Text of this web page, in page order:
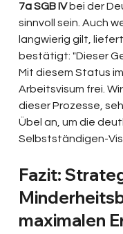
7a SGB IV bei der
sinnvoll sein. Auch
langwierig gilt,
bestätigt: "Dieser
Mit diesem Status
Arbeitsvisum frei.
dieser Prozesse,
Übel an, um die
Selbstständigen-
Fazit:
maximalen